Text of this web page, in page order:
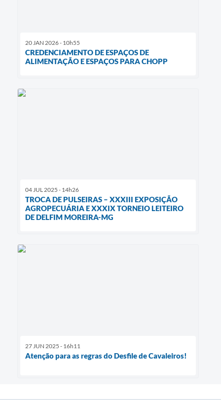
20 JAN 2026 - 10h55
CREDENCIAMENTO DE ESPAÇOS DE
ALIMENTAÇÃO E ESPAÇOS PARA CHOPP
04 JUL 2025 - 14h26
TROCA DE PULSEIRAS – XXXIII EXPOSIÇÃO
AGROPECUÁRIA E XXXIX TORNEIO LEITEIRO
DE DELFIM MOREIRA-MG
27 JUN 2025 - 16h11
Atenção para as regras do Desfile de Cavaleiros!